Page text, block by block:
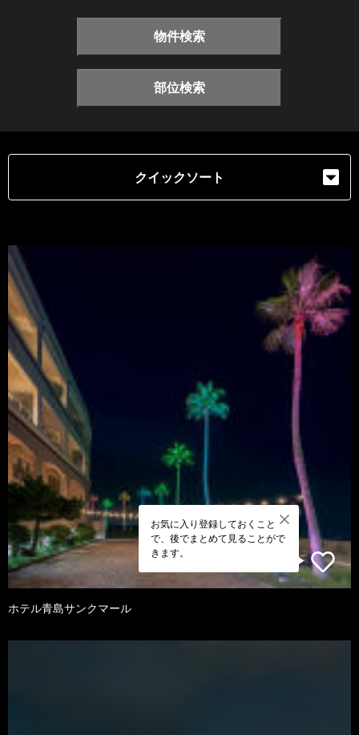
物件検索
部位検索
クイックソート
お気に入り登録しておくこと
で、後でまとめて見ることがで
きます。
ホテル青島サンクマール